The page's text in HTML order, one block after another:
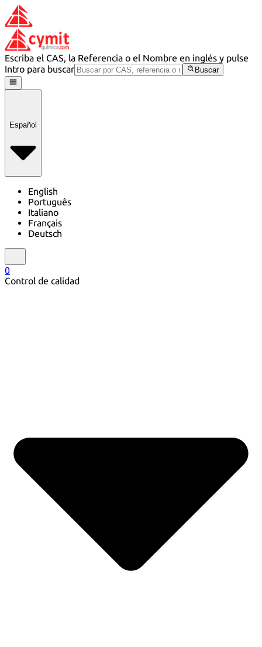
Escriba el CAS, la Referencia o el Nombre en inglés y pulse
Intro para buscar
Buscar
Español
English
Português
Italiano
Français
Deutsch
0
Control de calidad